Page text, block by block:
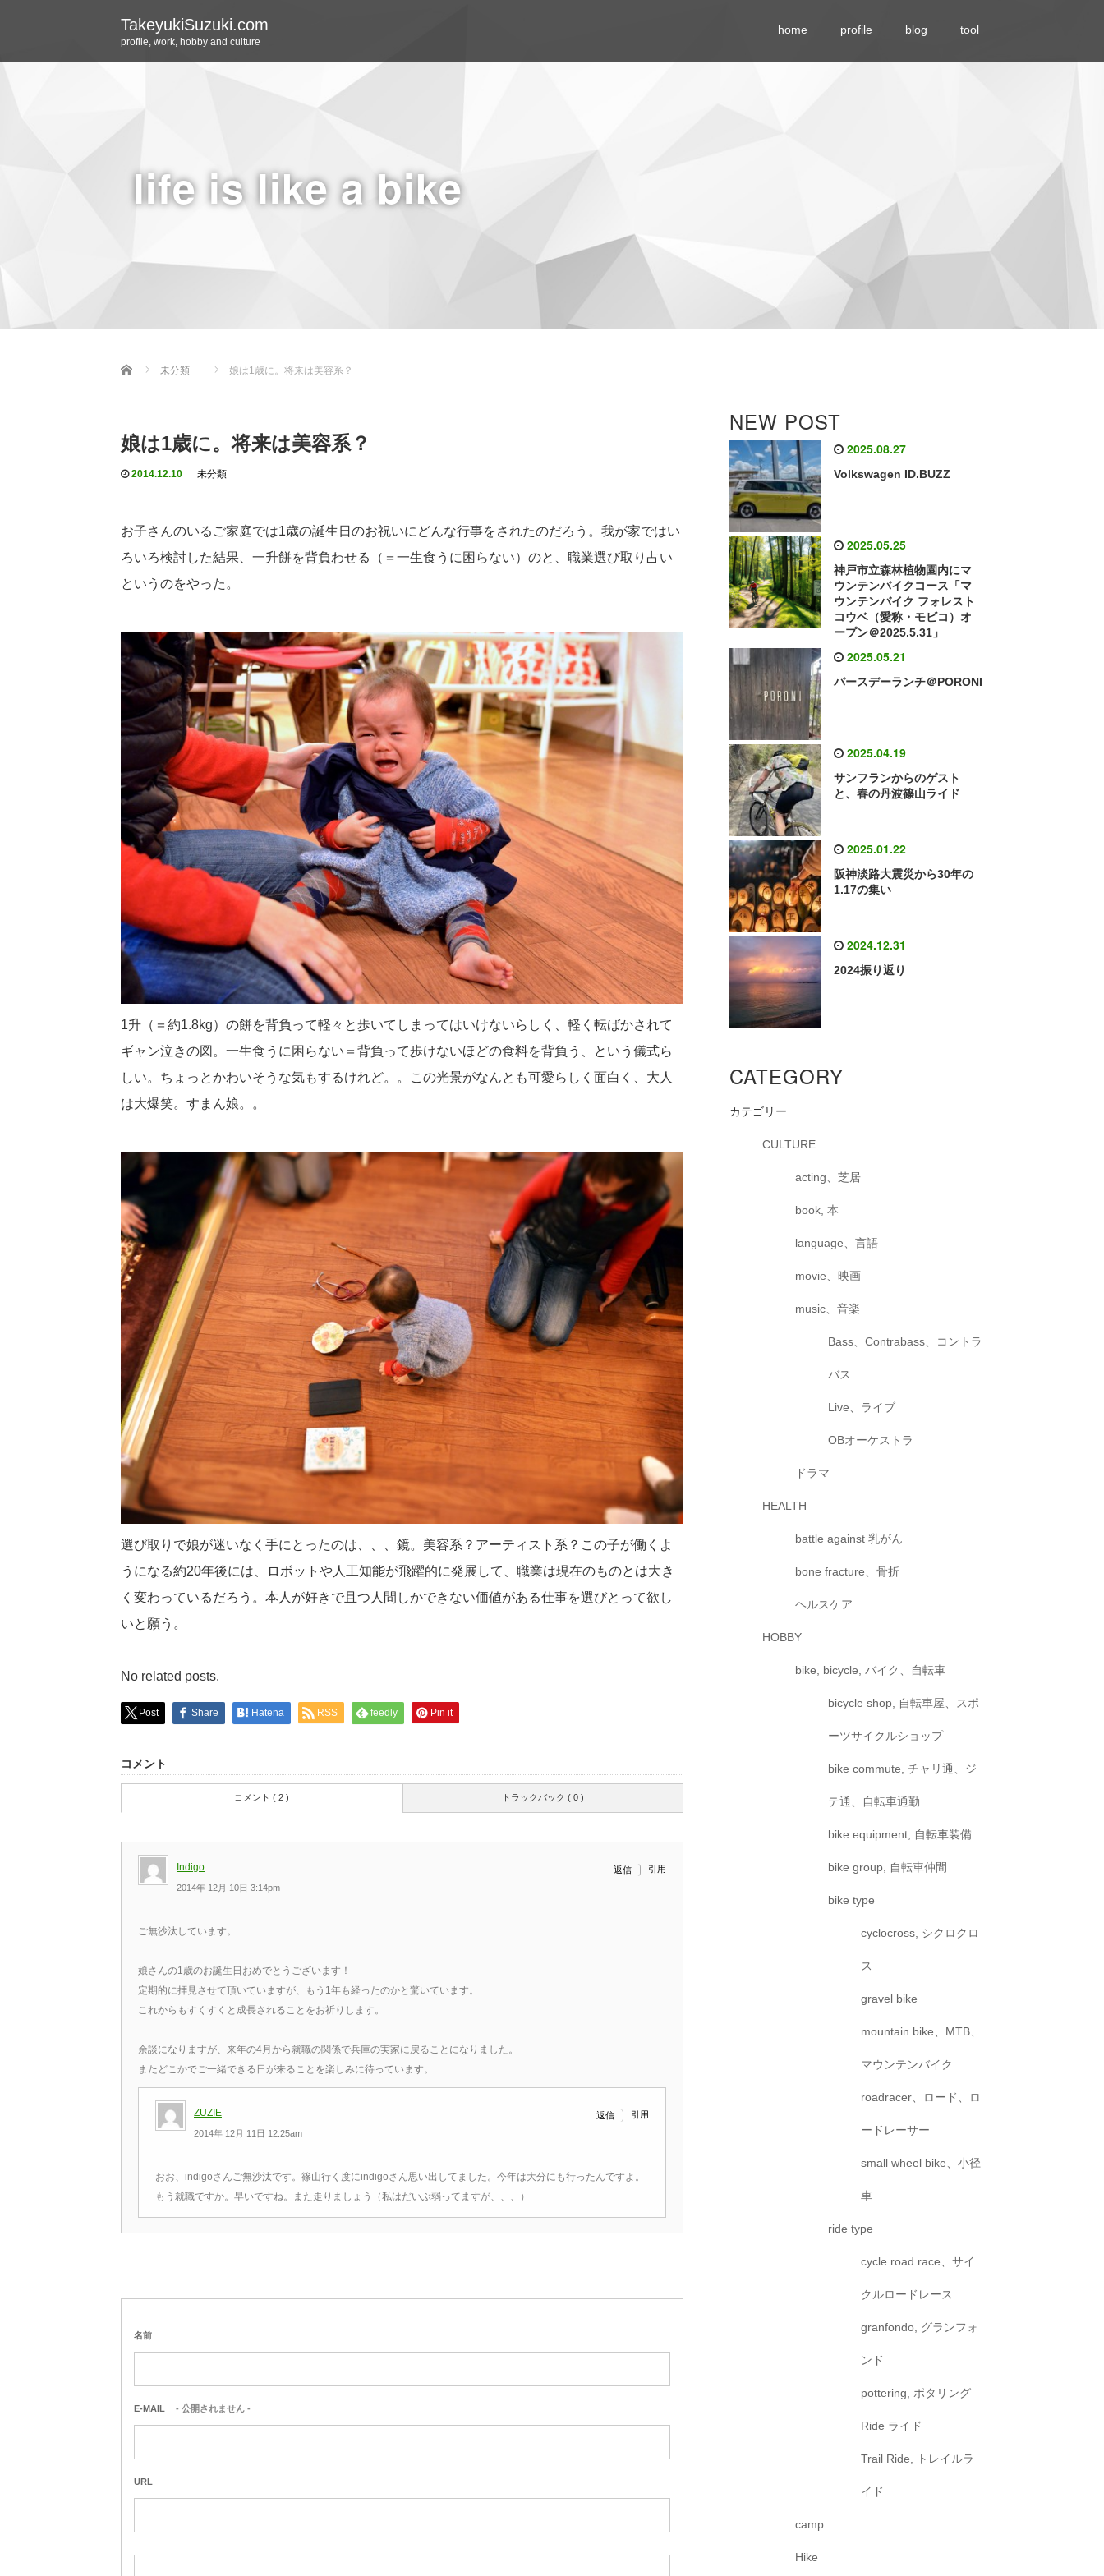
TakeyukiSuzuki.com
profile, work, hobby and culture
home profile blog tool
life is like a bike
Home 未分類 娘は1歳に。将来は美容系？
娘は1歳に。将来は美容系？
2014.12.10 未分類
お子さんのいるご家庭では1歳の誕生日のお祝いにどんな行事をされたのだろう。我が家ではい
ろいろ検討した結果、一升餅を背負わせる（＝一生食うに困らない）のと、職業選び取り占い
というのをやった。
1升（＝約1.8kg）の餅を背負って軽々と歩いてしまってはいけないらしく、軽く転ばかされて
ギャン泣きの図。一生食うに困らない＝背負って歩けないほどの食料を背負う、という儀式ら
しい。ちょっとかわいそうな気もするけれど。。この光景がなんとも可愛らしく面白く、大人
は大爆笑。すまん娘。。
選び取りで娘が迷いなく手にとったのは、、、鏡。美容系？アーティスト系？この子が働くよ
うになる約20年後には、ロボットや人工知能が飛躍的に発展して、職業は現在のものとは大き
く変わっているだろう。本人が好きで且つ人間しかできない価値がある仕事を選びとって欲し
いと願う。
No related posts.
Post Share Hatena RSS feedly Pin it
コメント
コメント ( 2 ) トラックバック ( 0 )
Indigo
2014年 12月 10日 3:14pm
返信 引用
ご無沙汰しています。
娘さんの1歳のお誕生日おめでとうございます！
定期的に拝見させて頂いていますが、もう1年も経ったのかと驚いています。
これからもすくすくと成長されることをお祈りします。
余談になりますが、来年の4月から就職の関係で兵庫の実家に戻ることになりました。
またどこかでご一緒できる日が来ることを楽しみに待っています。
ZUZIE
2014年 12月 11日 12:25am
返信 引用
おお、indigoさんご無沙汰です。篠山行く度にindigoさん思い出してました。今年は大分にも行ったんですよ。
もう就職ですか。早いですね。また走りましょう（私はだいぶ弱ってますが、、、）
名前
E-MAIL - 公開されません -
URL
NEW POST
2025.08.27
Volkswagen ID.BUZZ
2025.05.25
神戸市立森林植物園内にマ
ウンテンバイクコース「マ
ウンテンバイク フォレスト
コウベ（愛称・モビコ）オ
ープン＠2025.5.31」
2025.05.21
バースデーランチ＠PORONI
2025.04.19
サンフランからのゲスト
と、春の丹波篠山ライド
2025.01.22
阪神淡路大震災から30年の
1.17の集い
2024.12.31
2024振り返り
CATEGORY
カテゴリー
CULTURE
acting、芝居
book, 本
language、言語
movie、映画
music、音楽
Bass、Contrabass、コントラ
バス
Live、ライブ
OBオーケストラ
ドラマ
HEALTH
battle against 乳がん
bone fracture、骨折
ヘルスケア
HOBBY
bike, bicycle, バイク、自転車
bicycle shop, 自転車屋、スポ
ーツサイクルショップ
bike commute, チャリ通、ジ
テ通、自転車通勤
bike equipment, 自転車装備
bike group, 自転車仲間
bike type
cyclocross, シクロクロ
ス
gravel bike
mountain bike、MTB、
マウンテンバイク
roadracer、ロード、ロ
ードレーサー
small wheel bike、小径
車
ride type
cycle road race、サイ
クルロードレース
granfondo, グランフォ
ンド
pottering, ポタリング
Ride ライド
Trail Ride, トレイルラ
イド
camp
Hike